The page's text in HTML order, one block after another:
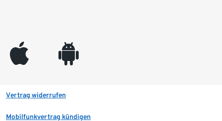
appleinc android
Vertrag widerrufen
Mobilfunkvertrag kündigen